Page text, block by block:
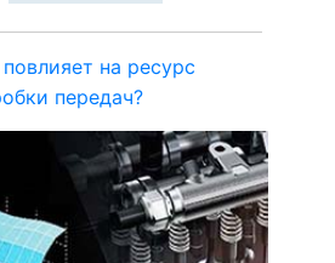
на ресурс
передач?